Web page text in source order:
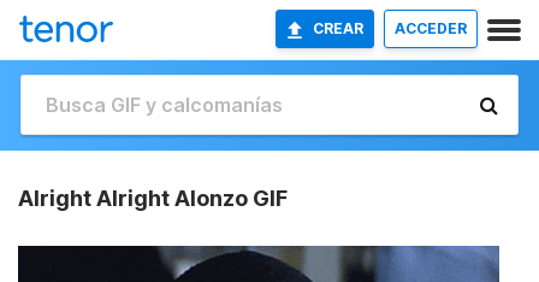
CREAR ACCEDER
Alright Alright Alonzo GIF